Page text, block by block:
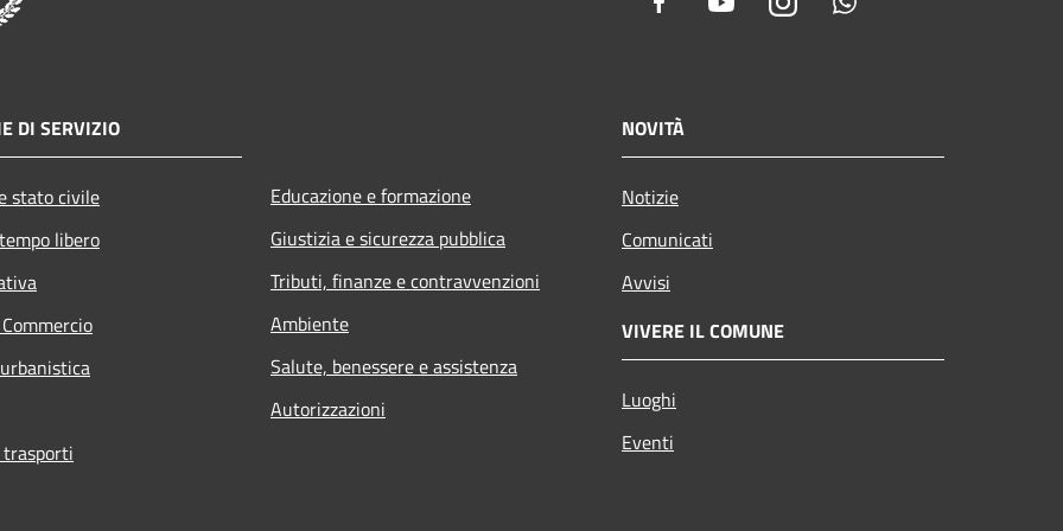
DI SERVIZIO
stato civile
libero
Educazione e formazione
Giustizia e sicurezza pubblica
Tributi, finanze e contravvenzioni
Ambiente
Salute, benessere e assistenza
Autorizzazioni
NOVITÀ
Notizie
Comunicati
Avvisi
VIVERE IL COMUNE
Luoghi
Eventi